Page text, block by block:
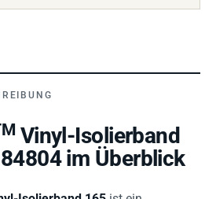
Vinyl-Isolierband
im Überblick